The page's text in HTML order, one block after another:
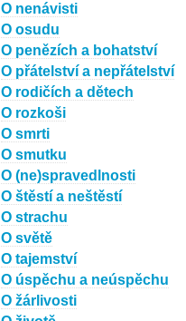
O nenávisti
O osudu
O penězích a bohatství
O přátelství a nepřátelství
O rodičích a dětech
O rozkoši
O smrti
O smutku
O (ne)spravedlnosti
O štěstí a neštěstí
O strachu
O světě
O tajemství
O úspěchu a neúspěchu
O žárlivosti